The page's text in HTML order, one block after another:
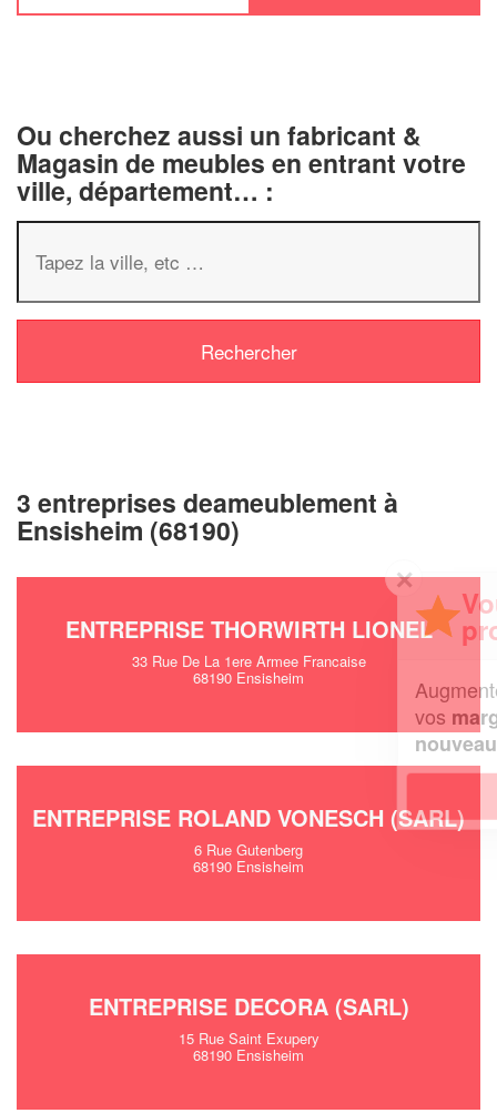
Ou cherchez aussi un fabricant &
Magasin de meubles en entrant votre
ville, département… :
3 entreprises deameublement à
Ensisheim (68190)
ENTREPRISE THORWIRTH LIONEL
33 Rue De La 1ere Armee Francaise
68190 Ensisheim
ENTREPRISE ROLAND VONESCH (SARL)
6 Rue Gutenberg
68190 Ensisheim
ENTREPRISE DECORA (SARL)
15 Rue Saint Exupery
68190 Ensisheim
✕
professionnel ?
Augmentez votrechiffre d'affaireset
tout en gagnant de
!